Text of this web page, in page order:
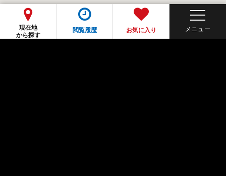
現在地
から探す
閲覧履歴 お気に入り